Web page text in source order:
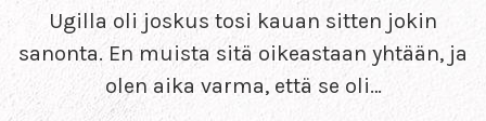
Ugilla oli joskus tosi kauan sitten jokin
sanonta. En muista sitä oikeastaan yhtään, ja
olen aika varma, että se oli…